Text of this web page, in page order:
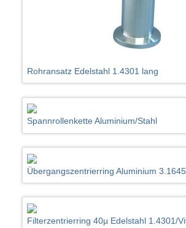
Rohransatz Edelstahl 1.4301 lang
Spannrollenkette Aluminium/Stahl
Übergangszentrierring Aluminium
Filterzentrierring 40µ Edelstahl 1.4301/